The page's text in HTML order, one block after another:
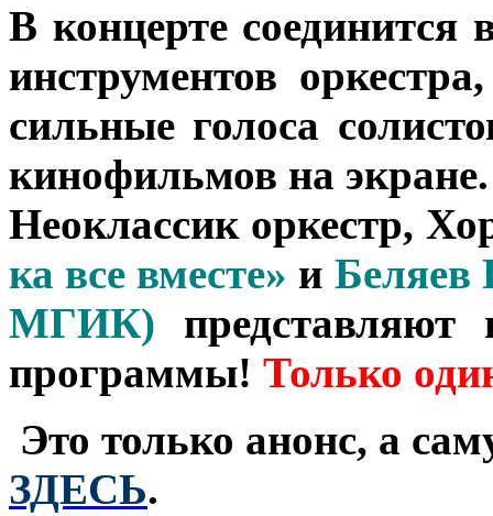
В концерте
инструментов
сильные голоса
кинофильмов на экране.
Неоклассик оркестр,
ка все вместе» и Беляев
МГИК) представляют
программы! Только
Это только анонс, а
ЗДЕСЬ.